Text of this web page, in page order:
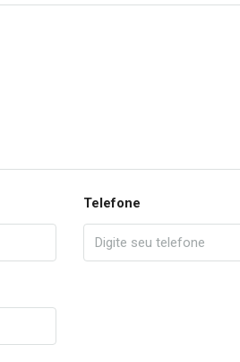
Telefone